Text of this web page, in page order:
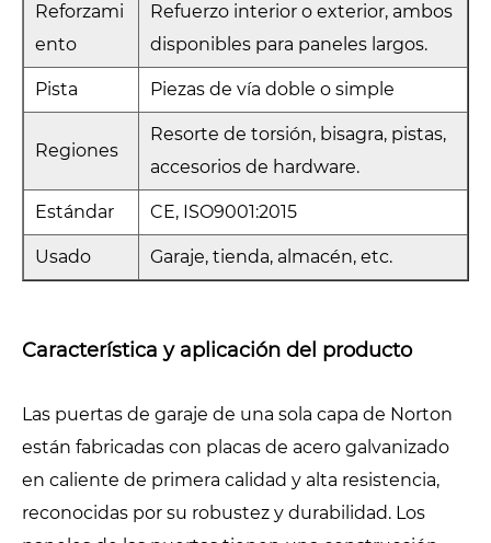
Reforzami
ento
Refuerzo interior o exterior, ambos
disponibles para paneles largos.
Pista Piezas de vía doble o simple
Regiones
Resorte de torsión, bisagra, pistas,
accesorios de hardware.
Estándar CE, ISO9001:2015
Usado Garaje, tienda, almacén, etc.
Característica y aplicación del producto
Las puertas de garaje de una sola capa de Norton
están fabricadas con placas de acero galvanizado
en caliente de primera calidad y alta resistencia,
reconocidas por su robustez y durabilidad. Los